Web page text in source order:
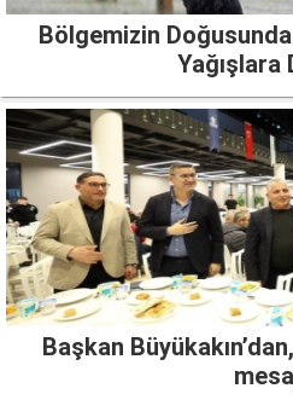
Bölgemizin
Yağışlara
Başkan